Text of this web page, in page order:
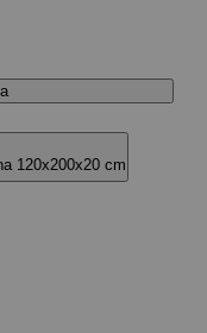
120x200x20 cm